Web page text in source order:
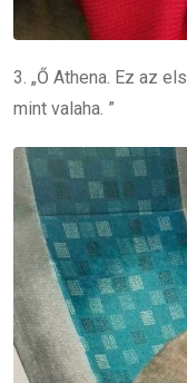
3. „Ő Athena. Ez az
mint valaha. ”